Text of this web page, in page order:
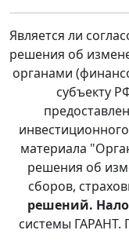
Является ли
решения об
органами
субъекту
материала
решения об
сборов,
решений.
системы ГАРАНТ.